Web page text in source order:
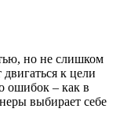
но не слишком
к цели
ошибок – как в
выбирает себе